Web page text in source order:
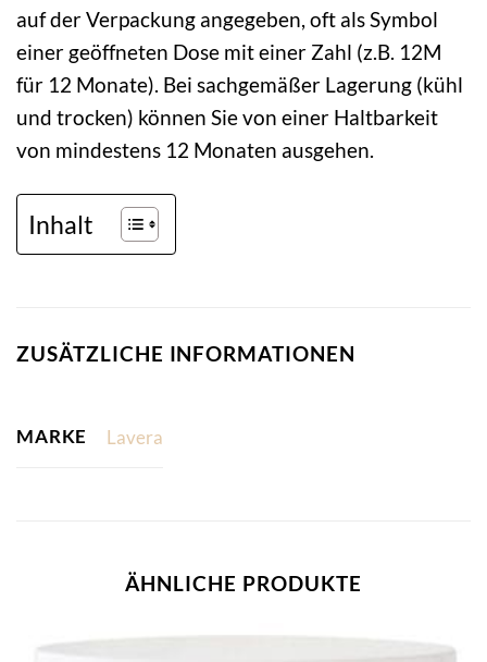
auf der Verpackung angegeben, oft als Symbol
einer geöffneten Dose mit einer Zahl (z.B. 12M
für 12 Monate). Bei sachgemäßer Lagerung (kühl
und trocken) können Sie von einer Haltbarkeit
von mindestens 12 Monaten ausgehen.
Inhalt
ZUSÄTZLICHE INFORMATIONEN
MARKE Lavera
ÄHNLICHE PRODUKTE